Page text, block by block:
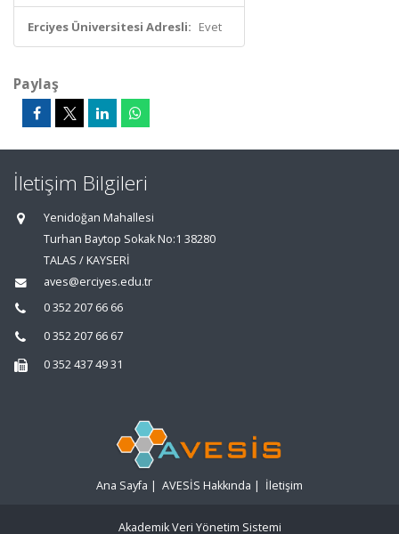
Erciyes Üniversitesi Adresli: Evet
Paylaş
İletişim Bilgileri
Yenidoğan Mahallesi
Turhan Baytop Sokak No:1 38280
TALAS / KAYSERİ
aves@erciyes.edu.tr
0 352 207 66 66
0 352 207 66 67
0 352 437 49 31
Ana Sayfa | AVESİS Hakkında | İletişim
Akademik Veri Yönetim Sistemi